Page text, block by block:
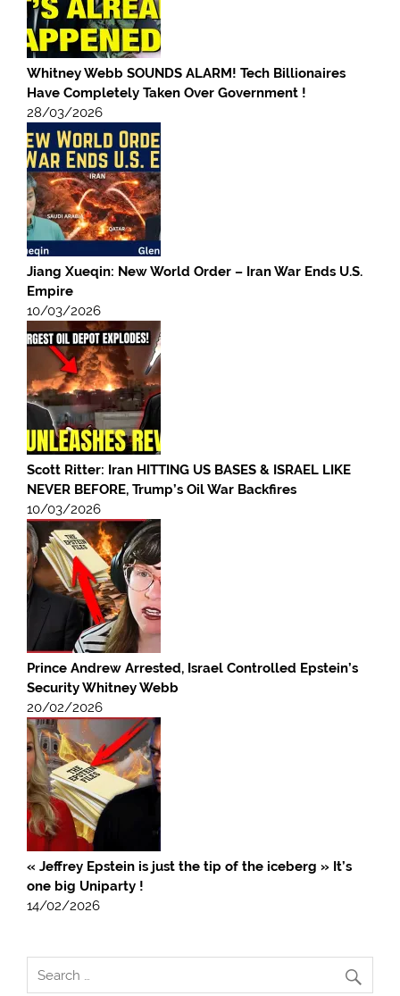
Whitney Webb SOUNDS ALARM! Tech Billionaires
Have Completely Taken Over Government !
28/03/2026
Jiang Xueqin: New World Order – Iran War Ends U.S.
Empire
10/03/2026
Scott Ritter: Iran HITTING US BASES & ISRAEL LIKE
NEVER BEFORE, Trump’s Oil War Backfires
10/03/2026
Prince Andrew Arrested, Israel Controlled Epstein’s
Security Whitney Webb
20/02/2026
« Jeffrey Epstein is just the tip of the iceberg » It’s
one big Uniparty !
14/02/2026